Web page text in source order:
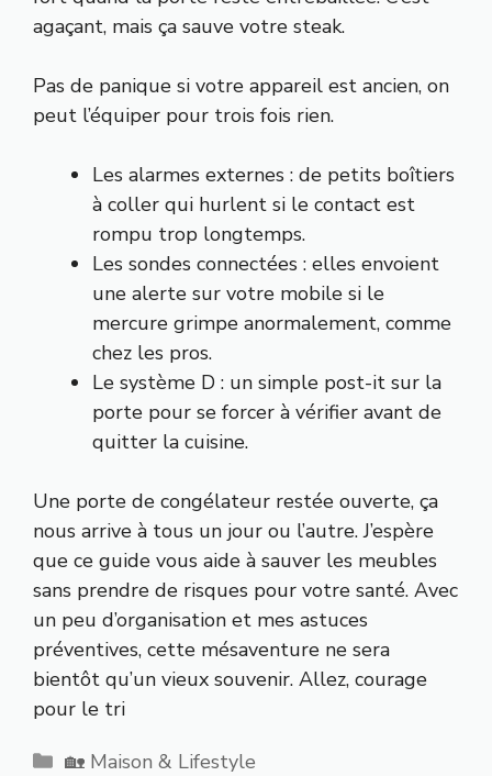
agaçant, mais ça sauve votre steak.
Pas de panique si votre appareil est ancien, on
peut l’équiper pour trois fois rien.
Les alarmes externes : de petits boîtiers
à coller qui hurlent si le contact est
rompu trop longtemps.
Les sondes connectées : elles envoient
une alerte sur votre mobile si le
mercure grimpe anormalement, comme
chez les pros.
Le système D : un simple post-it sur la
porte pour se forcer à vérifier avant de
quitter la cuisine.
Une porte de congélateur restée ouverte, ça
nous arrive à tous un jour ou l’autre. J’espère
que ce guide vous aide à sauver les meubles
sans prendre de risques pour votre santé. Avec
un peu d’organisation et mes astuces
préventives, cette mésaventure ne sera
bientôt qu’un vieux souvenir. Allez, courage
pour le tri
Catégories
🏡 Maison & Lifestyle